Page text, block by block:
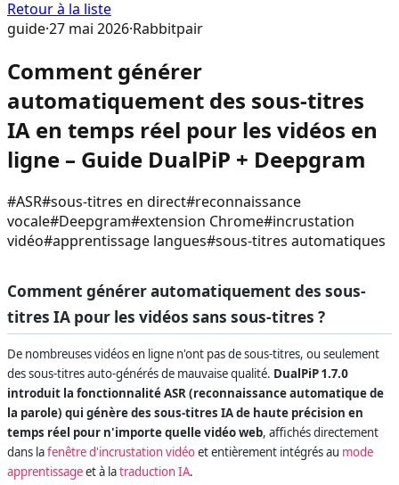
Retour à la liste
guide·27 mai 2026·Rabbitpair
Comment générer
automatiquement des sous-titres
IA en temps réel pour les vidéos en
ligne – Guide DualPiP + Deepgram
#ASR#sous-titres en direct#reconnaissance
vocale#Deepgram#extension Chrome#incrustation
vidéo#apprentissage langues#sous-titres automatiques
Comment générer automatiquement des sous-
titres IA pour les vidéos sans sous-titres ?
De nombreuses vidéos en ligne n'ont pas de sous-titres, ou seulement
des sous-titres auto-générés de mauvaise qualité. DualPiP 1.7.0
introduit la fonctionnalité ASR (reconnaissance automatique de
la parole) qui génère des sous-titres IA de haute précision en
temps réel pour n'importe quelle vidéo web, affichés directement
dans lafenêtre d'incrustation vidéoet entièrement intégrés au mode
apprentissageet à latraduction IA.